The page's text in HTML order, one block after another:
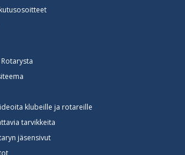
klubeille ja rotareille
tarvikkeita
jäsensivut